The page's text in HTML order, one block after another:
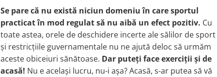
Bor (Boron)
Calciu
Fier (Iron)
Iod (Kelp)
Magneziu
Multiminerale
Usturoi (Garlic)
PIETRE LA RINICHI
Potasiu
Piridoxina (Vitamina B6)
Vitamina K2
AFECTIUNI ALE PROSTATEI
Lecitina
Litiu
Lizina
Luteina
Se pare că nu există niciun domeniu în care sportul
practicat în mod regulat să nu aibă un efect pozitiv. Cu
toate astea, orele de deschidere incerte ale sălilor de sport
și restricțiile guvernamentale nu ne ajută deloc să urmăm
aceste obiceiuri sănătoase. Dar puteți face exerciții și de
acasă! Nu e același lucru, nu-i așa? Acasă, s-ar putea să vă